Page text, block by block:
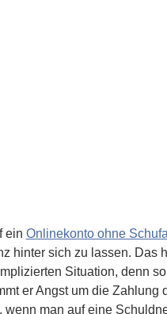
ein Onlinekonto ohne Schufa
hinter sich zu lassen. Das
Situation, denn
er Angst um die Zahlung
man auf eine